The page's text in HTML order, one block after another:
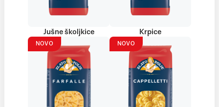
Jušne školjkice Krpice
NOVO NOVO